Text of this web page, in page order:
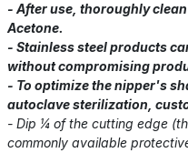
- After use, thoroughly
Acetone.
- Stainless steel products
without compromising
- To optimize the nipper's
autoclave sterilization,
- Dip ¼ of the cutting edge
commonly available